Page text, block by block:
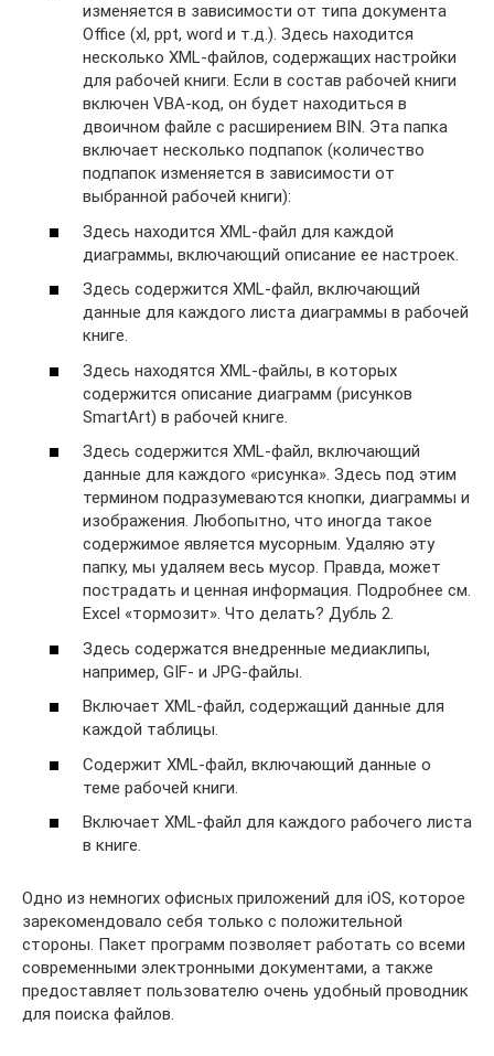
изменяется в зависимости от типа документа
Office (xl, ppt, word и т.д.). Здесь находится
несколько XML-файлов, содержащих настройки
для рабочей книги. Если в состав рабочей книги
включен VBA-код, он будет находиться в
двоичном файле с расширением BIN. Эта папка
включает несколько подпапок (количество
подпапок изменяется в зависимости от
выбранной рабочей книги):
Здесь находится XML-файл для каждой
диаграммы, включающий описание ее настроек.
Здесь содержится XML-файл, включающий
данные для каждого листа диаграммы в рабочей
книге.
Здесь находятся XML-файлы, в которых
содержится описание диаграмм (рисунков
SmartArt) в рабочей книге.
Здесь содержится XML-файл, включающий
данные для каждого «рисунка». Здесь под этим
термином подразумеваются кнопки, диаграммы и
изображения. Любопытно, что иногда такое
содержимое является мусорным. Удаляю эту
папку, мы удаляем весь мусор. Правда, может
пострадать и ценная информация. Подробнее см.
Excel «тормозит». Что делать? Дубль 2.
Здесь содержатся внедренные медиаклипы,
например, GIF- и JPG-файлы.
Включает XML-файл, содержащий данные для
каждой таблицы.
Содержит XML-файл, включающий данные о
теме рабочей книги.
Включает XML-файл для каждого рабочего листа
в книге.
Одно из немногих офисных приложений для iOS, которое
зарекомендовало себя только с положительной
стороны. Пакет программ позволяет работать со всеми
современными электронными документами, а также
предоставляет пользователю очень удобный проводник
для поиска файлов.